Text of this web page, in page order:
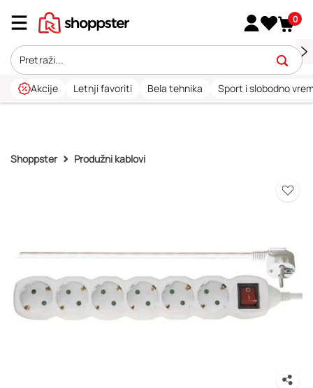
0
Akcije Letnji favoriti Bela tehnika Sport i slobodno
Shoppster Produžni kablovi